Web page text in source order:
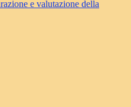
e valutazione della